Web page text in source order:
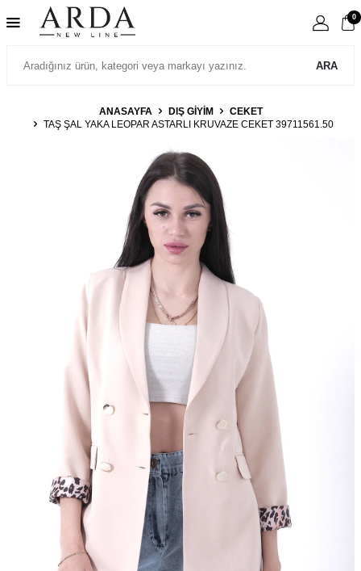
ARA
0
ANASAYFA DIŞ GIYIM
CEKET
TAŞ ŞAL YAKA LEOPAR ASTARLI KRUVAZE CEKET 39711561.50